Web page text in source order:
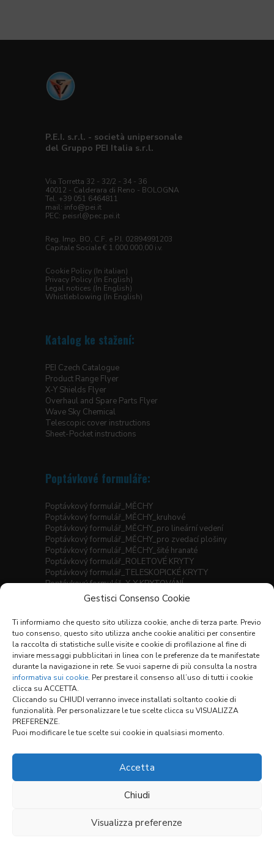
Gestisci Consenso Cookie
Ti informiamo che questo sito utilizza cookie, anche di terza parte. Previo
tuo consenso, questo sito utilizza anche cookie analitici per consentire
la raccolta di statistiche sulle visite e cookie di profilazione al fine di
inviare messaggi pubblicitari in linea con le preferenze da te manifestate
durante la navigazione in rete. Se vuoi saperne di più consulta la nostra
informativa sui cookie. Per prestare il consenso all’uso di tutti i cookie
clicca su ACCETTA.
Cliccando su CHIUDI verranno invece installati soltanto cookie di
funzionalità. Per personalizzare le tue scelte clicca su VISUALIZZA
PREFERENZE.
Puoi modificare le tue scelte sui cookie in qualsiasi momento.
Accetta
Chiudi
Visualizza preferenze
P.E.I. s.r.l. - società unipersonale
del Gruppo PEI Italia s.r.l.
Via Torretta 32 - 32/2 - 34 - 36
40012 - Calderara di Reno - BOLOGNA
Tel. +39 051 6464811
mail: info@pei.it
PEC: peisrl@pec.pei.it
Reg. Imp. BO, C.F. e P.I. 02894991203
Capitale Sociale € 1.000.000,00 i.v.
Cookie Policy (In italian)
Privacy Policy (In English)
Legal notices (In English)
Whistleblowing (In English)
Katalog ke stažení:
PEI Czech Catalogue
Product Range Flyer
X-Y Shields Flyer
Overhaul and Spare Parts Flyer
Wave Sky Chemical
Telescopic cover instructions
Sheet-Pocket instructions
Poptávkové formuláře:
Poptávkový formulář_MĚCHY
Poptávkový formulář_MĚCHY_kruhové
Poptávkový formulář_MĚCHY_pro lineární vedení
Poptávkový formulář_MĚCHY_pro zvedací plošiny
Poptávkový formulář_MĚCHY_šité hranaté
Poptávkový formulář_ROLETOVÉ KRYTY
Poptávkový formulář_TELESKOPICKÉ KRYTY
Poptávkový formulář_X-Y KRYTOVÁNÍ
Prodejní podmínky
Odkazy:
KONFIGURÁTOR